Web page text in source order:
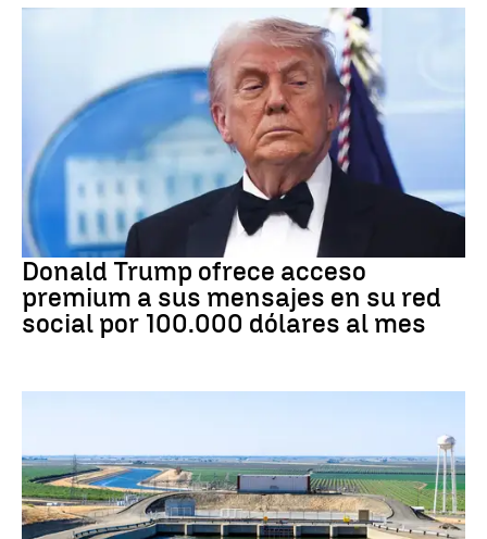
DONALD TRUMP
Donald Trump ofrece acceso
premium a sus mensajes en su red
social por 100.000 dólares al mes